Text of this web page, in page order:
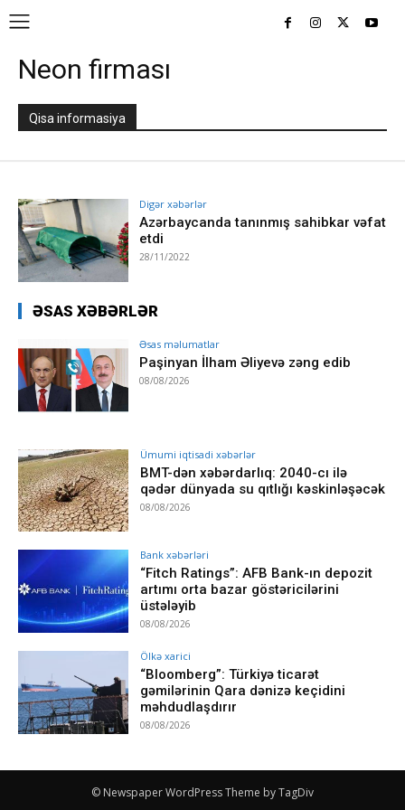
Neon firması
Qisa informasiya
Digər xəbərlər
Azərbaycanda tanınmış sahibkar vəfat
etdi
28/11/2022
ƏSAS XƏBƏRLƏR
Əsas məlumatlar
Paşinyan İlham Əliyevə zəng edib
08/08/2026
Ümumi iqtisadi xəbərlər
BMT-dən xəbərdarlıq: 2040-cı ilə
qədər dünyada su qıtlığı kəskinləşəcək
08/08/2026
Bank xəbərləri
“Fitch Ratings”: AFB Bank-ın depozit
artımı orta bazar göstəricilərini
üstələyib
08/08/2026
Ölkə xarici
“Bloomberg”: Türkiyə ticarət
gəmilərinin Qara dənizə keçidini
məhdudlaşdırır
08/08/2026
© Newspaper WordPress Theme by TagDiv